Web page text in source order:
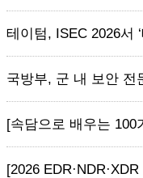
테이텀, ISEC 2026서
국방부, 군 내 보안 전
[속담으로 배우는 100
[2026